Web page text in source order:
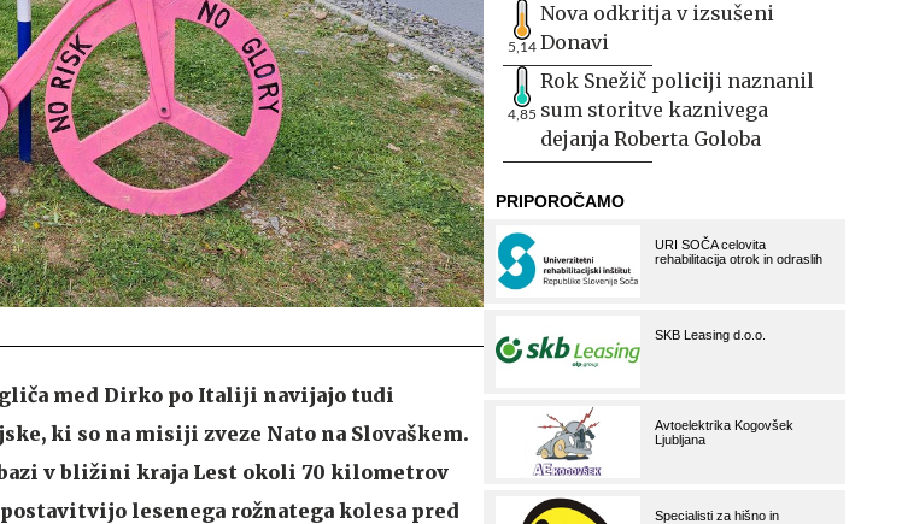
med Dirko po Italiji navijajo tudi
ki so na misiji zveze Nato na Slovaškem.
v bližini kraja Lest okoli 70 kilometrov
lesenega rožnatega kolesa pred
5,14
Nova odkritja v izsušeni
Donavi
4,85
Rok Snežič policiji naznanil
sum storitve kaznivega
dejanja Roberta Goloba